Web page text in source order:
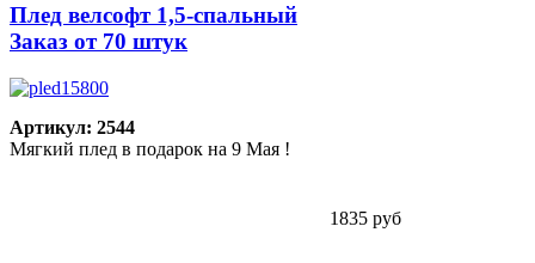
Плед велсофт 1,5-спальный
Заказ от 70 штук
Артикул: 2544
Мягкий плед в подарок на 9 Мая !
1835 руб